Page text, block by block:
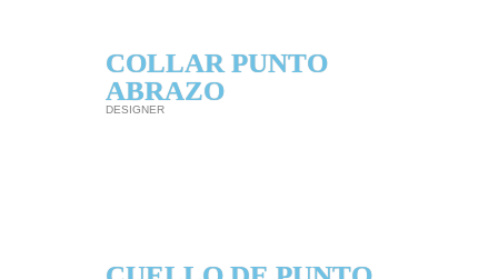
COLLAR PUNTO
ABRAZO
DESIGNER